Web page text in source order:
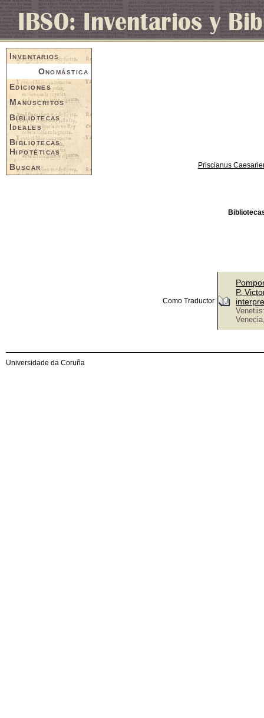
Inventarios
Onomástica
Ediciones
Manuscritos
Bibliotecas
Ideales
Bibliotecas
Hipotéticas
Buscar
Priscianus
Como Traductor
P.
Universidade da Coruña